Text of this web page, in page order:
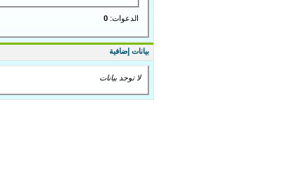
الدعوات: 0
بيانات إضافية
لا توجد بيانات